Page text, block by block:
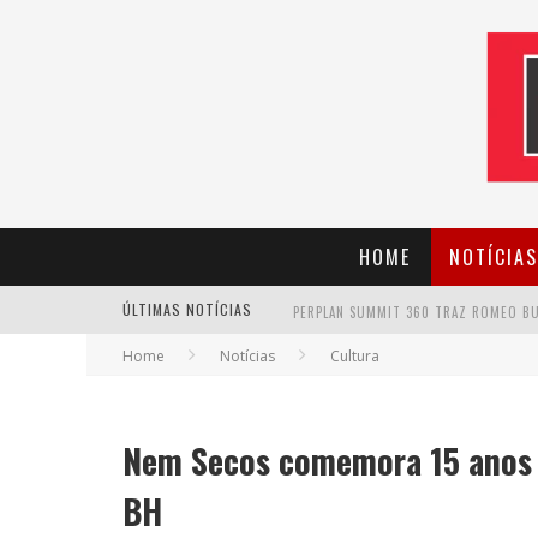
HOME NOTÍCIAS
ÚLTIMAS NOTÍCIAS
CANTOR EVANDRO JR. NA
Home Notícias Cultura
Nem Secos comemora 15
BH